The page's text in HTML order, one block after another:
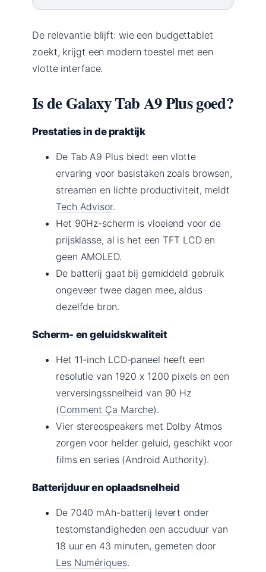
De relevantie blijft: wie een budgettablet
zoekt, krijgt een modern toestel met een
vlotte interface.
Is de Galaxy Tab A9 Plus goed?
Prestaties in de praktijk
De Tab A9 Plus biedt een vlotte
ervaring voor basistaken zoals browsen,
streamen en lichte productiviteit, meldt
Tech Advisor.
Het 90Hz-scherm is vloeiend voor de
prijsklasse, al is het een TFT LCD en
geen AMOLED.
De batterij gaat bij gemiddeld gebruik
ongeveer twee dagen mee, aldus
dezelfde bron.
Scherm- en geluidskwaliteit
Het 11-inch LCD-paneel heeft een
resolutie van 1920 x 1200 pixels en een
verversingssnelheid van 90 Hz
(Comment Ça Marche).
Vier stereospeakers met Dolby Atmos
zorgen voor helder geluid, geschikt voor
films en series (Android Authority).
Batterijduur en oplaadsnelheid
De 7040 mAh-batterij levert onder
testomstandigheden een accuduur van
18 uur en 43 minuten, gemeten door
Les Numériques.